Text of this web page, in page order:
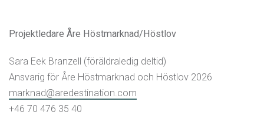
Projektledare Åre Höstmarknad/Höstlov
Sara Eek Branzell (föräldraledig deltid)
Ansvarig för Åre Höstmarknad och Höstlov 2026
marknad@aredestination.com
+46 70 476 35 40